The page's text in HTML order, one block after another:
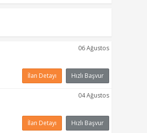
İlan Detayı Hızlı Başvur
06 Ağustos
İlan Detayı Hızlı Başvur
04 Ağustos